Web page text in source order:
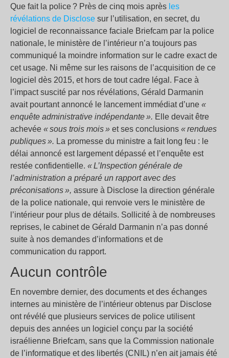
Que fait la police ? Près de cinq mois après les
révélations de Disclose sur l’utilisation, en secret, du
logiciel de reconnaissance faciale Briefcam par la police
nationale, le ministère de l’intérieur n’a toujours pas
communiqué la moindre information sur le cadre exact de
cet usage. Ni même sur les raisons de l’acquisition de ce
logiciel dès 2015, et hors de tout cadre légal. Face à
l’impact suscité par nos révélations, Gérald Darmanin
avait pourtant annoncé le lancement immédiat d’une «
enquête administrative indépendante ». Elle devait être
achevée « sous trois mois » et ses conclusions « rendues
publiques ». La promesse du ministre a fait long feu : le
délai annoncé est largement dépassé et l’enquête est
restée confidentielle. « L’Inspection générale de
l’administration a préparé un rapport avec des
préconisations », assure à Disclose la direction générale
de la police nationale, qui renvoie vers le ministère de
l’intérieur pour plus de détails. Sollicité à de nombreuses
reprises, le cabinet de Gérald Darmanin n’a pas donné
suite à nos demandes d’informations et de
communication du rapport.
Aucun contrôle
En novembre dernier, des documents et des échanges
internes au ministère de l’intérieur obtenus par Disclose
ont révélé que plusieurs services de police utilisent
depuis des années un logiciel conçu par la société
israélienne Briefcam, sans que la Commission nationale
de l’informatique et des libertés (CNIL) n’en ait jamais été